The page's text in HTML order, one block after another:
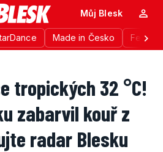
Made in Česko
Můj Blesk
tropických 32 °C!
zabarvil kouř z
radar Blesku